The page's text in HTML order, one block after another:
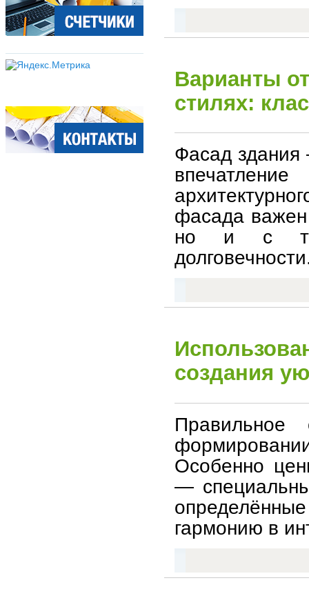
Варианты
стилях:
Фасад здания
фасада важен
но и с
создания
Особенно
—
гармонию в